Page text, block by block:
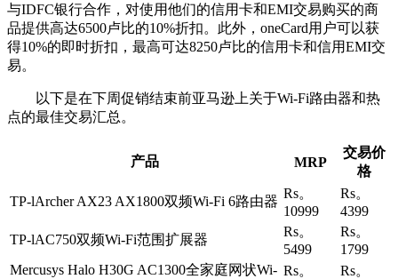
与IDFC银行合作，对使用他们的信用卡和EMI交易购买的商
品提供高达6500卢比的10%折扣。此外，oneCard用户可以获
得10%的即时折扣，最高可达8250卢比的信用卡和信用EMI交
易。
以下是在下周促销结束前亚马逊上关于Wi-Fi路由器和热
点的最佳交易汇总。
产品 MRP
交易价
格
TP-lArcher AX23 AX1800双频Wi-Fi 6路由器
Rs。
10999
Rs。
4399
TP-lAC750双频Wi-Fi范围扩展器
Rs。
5499
Rs。
1799
Mercusys Halo H30G AC1300全家庭网状Wi- Rs。
Rs。